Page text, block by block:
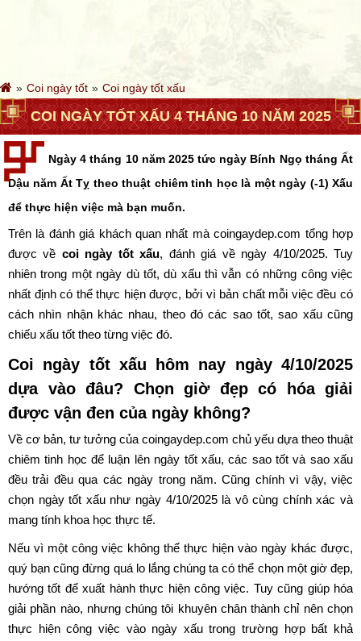
Coi ngày tốt Coi ngày tốt xấu
COI NGÀY TỐT XẤU 4 THÁNG 10 NĂM 2025
Ngày 4 tháng 10 năm 2025 tức ngày Bính Ngọ tháng Ất
Dậu năm Ất Tỵ theo thuật chiêm tinh học là một ngày (-1) Xấu
để thực hiện việc mà bạn muốn.
Trên là đánh giá khách quan nhất mà coingaydep.com tổng hợp
được về coi ngày tốt xấu, đánh giá về ngày 4/10/2025. Tuy
nhiên trong một ngày dù tốt, dù xấu thì vẫn có những công việc
nhất định có thể thực hiện được, bởi vì bản chất mỗi việc đều có
cách nhìn nhận khác nhau, theo đó các sao tốt, sao xấu cũng
chiếu xấu tốt theo từng việc đó.
Coi ngày tốt xấu hôm nay ngày 4/10/2025
dựa vào đâu? Chọn giờ đẹp có hóa giải
được vận đen của ngày không?
Về cơ bản, tư tưởng của coingaydep.com chủ yếu dựa theo thuật
chiêm tinh học để luận lên ngày tốt xấu, các sao tốt và sao xấu
đều trải đều qua các ngày trong năm. Cũng chính vì vậy, việc
chọn ngày tốt xấu như ngày 4/10/2025 là vô cùng chính xác và
mang tính khoa học thực tế.
Nếu vì một công việc không thể thực hiện vào ngày khác được,
quý bạn cũng đừng quá lo lắng chúng ta có thể chọn một giờ đẹp,
hướng tốt để xuất hành thực hiện công việc. Tuy cũng giúp hóa
giải phần nào, nhưng chúng tôi khuyên chân thành chỉ nên chọn
thực hiện công việc vào ngày xấu trong trường hợp bất khả